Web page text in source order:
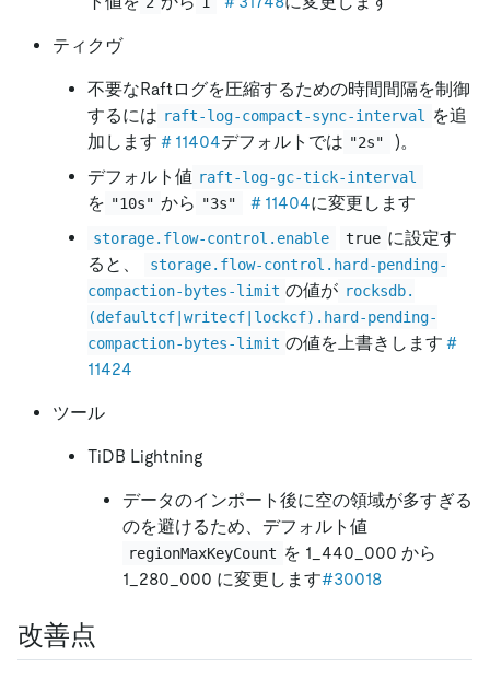
ティクヴ
不要なRaftログを圧縮するための時間間隔を制御
するには raft-log-compact-sync-interval
を追
加します ＃11404デフォルトでは "2s"
)。
デフォルト値 raft-log-gc-tick-interval
を "10s" から "3s" ＃11404に変更します
storage.flow-control.enable true に設定す
ると、
storage.flow-control.hard-pending-
compaction-bytes-limit の値が rocksdb.
(defaultcf|writecf|lockcf).hard-pending-
compaction-bytes-limit の値を上書きします ＃
11424
ツール
TiDB Lightning
データのインポート後に空の領域が多すぎる
のを避けるため、デフォルト値
regionMaxKeyCount を 1_440_000 から
1_280_000 に変更します#30018
改善点